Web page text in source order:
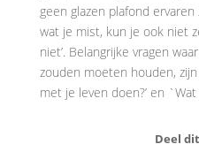
geen glazen plafond
wat je mist, kun je ook niet
niet’. Belangrijke vragen
zouden moeten houden,
met je leven doen?’ en
Deel